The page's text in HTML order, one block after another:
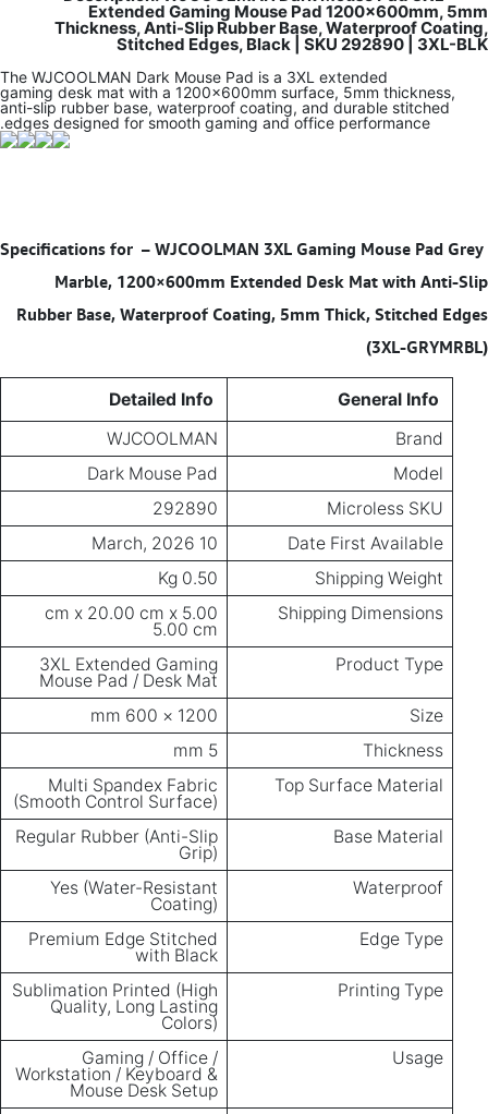
Extended Gaming Mouse Pad 1200×600mm, 5mm
Thickness, Anti-Slip Rubber Base, Waterproof Coating,
Stitched Edges, Black | SKU 292890 | 3XL-BLK
The WJCOOLMAN Dark Mouse Pad is a 3XL extended
gaming desk mat with a 1200×600mm surface, 5mm thickness,
anti-slip rubber base, waterproof coating, and durable stitched
edges designed for smooth gaming and office performance.
– WJCOOLMAN 3XL Gaming Mouse Pad Grey
Marble, 1200×600mm Extended Desk Mat with Anti-Slip
Rubber Base, Waterproof Coating, 5mm Thick, Stitched Edges
(3XL-GRYMRBL)
General Info
Detailed Info
Brand
WJCOOLMAN
Model
Dark Mouse Pad
Microless SKU
292890
Date First Available
10 March, 2026
Shipping Weight
0.50 Kg
Shipping Dimensions
5.00 cm x 20.00 cm x
5.00 cm
Product Type
3XL Extended Gaming
Mouse Pad / Desk Mat
Size
1200 × 600 mm
Thickness
5 mm
Top Surface Material
Multi Spandex Fabric
(Smooth Control Surface)
Base Material
Regular Rubber (Anti-Slip
Grip)
Waterproof
Yes (Water-Resistant
Coating)
Edge Type
Premium Edge Stitched
with Black
Printing Type
Sublimation Printed (High
Quality, Long Lasting
Colors)
Usage
Gaming / Office /
Workstation / Keyboard &
Mouse Desk Setup